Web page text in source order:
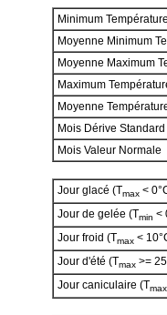
Minimum
Moyenne Minimum
Moyenne Maximum
Maximum
Moyenne
Mois Dérive Standard
Mois Valeur Normale
Jour glacé (Tmax<
Jour de gelée (Tmin <
Jour froid (Tmax<
Jour d'été (Tmax>=
Jour caniculaire (Tmax